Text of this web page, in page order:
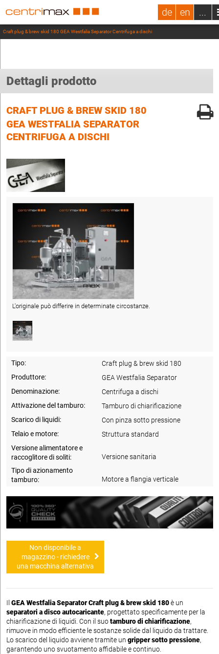
de en ...
Craft plug & brew skid 180 GEA Westfalia Separator Centrifuga a dischi
Dettagli prodotto
CRAFT PLUG & BREW SKID 180
GEA WESTFALIA SEPARATOR
CENTRIFUGA A DISCHI
L'originale può differire in determinate circostanze.
Tipo:
Craft plug & brew skid 180
Produttore:
GEA Westfalia Separator
Denominazione:
Centrifuga a dischi
Attivazione del tamburo:
Tamburo di chiarificazione
Scarico di liquidi:
Con pinza sotto pressione
Telaio e motore:
Struttura standard
Versione alimentatore e
raccoglitore di soliti:
Versione sanitaria
Tipo di azionamento
tamburo:
Motore a flangia verticale
Non disponibile a
magazzino - richiedere
una macchina alternativa
Il GEA Westfalia Separator Craft plug & brew skid 180è un
separatori a disco autocaricante, progettato specificamente per la
chiarificazione di liquidi. Con il suotamburo di chiarificazione,
rimuove in modo efficiente le sostanze solide dal liquido da trattare.
Lo scarico del liquido avviene tramite un gripper sotto pressione,
garantendo uno svuotamento affidabile e continuo.